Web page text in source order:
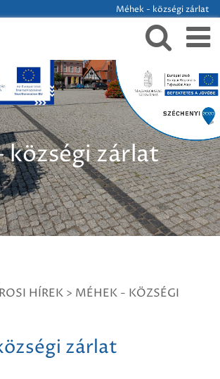
Méhek - községi zárlat
községi zárlat
HÍREK > MÉHEK - KÖZSÉGI
zárlat